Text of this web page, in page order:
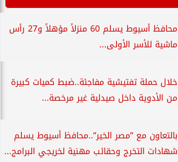
محافظ أسيوط يسلم 60 منزلاً مؤهلاً و27 رأس
ماشية للأسر الأولى...
خلال حملة تفتيشية مفاجئة..ضبط كميات كبيرة
من الأدوية داخل صيدلية غير مرخصة...
بالتعاون مع ”مصر الخير”..محافظ أسيوط يسلم
شهادات التخرج وحقائب مهنية لخريجي البرامج...